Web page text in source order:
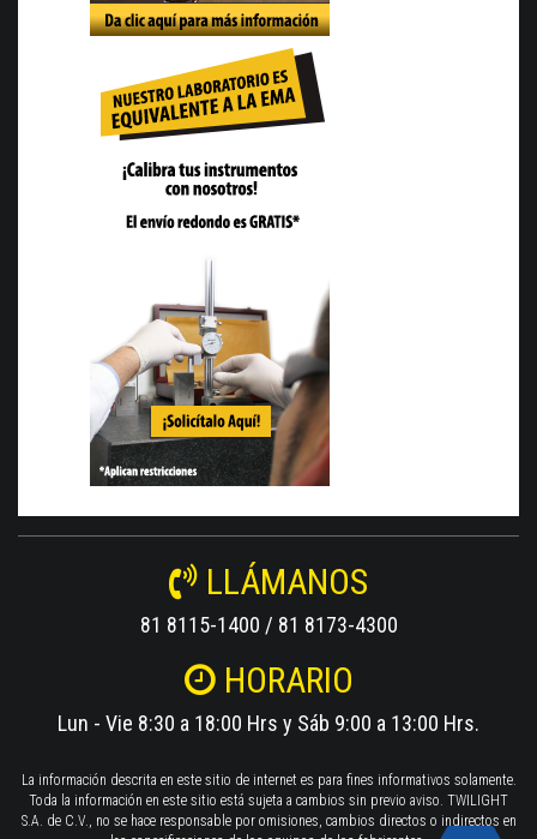
LLÁMANOS
81 8115-1400 / 81 8173-4300
HORARIO
Lun - Vie 8:30 a 18:00 Hrs y Sáb 9:00 a 13:00 Hrs.
La información descrita en este sitio de internet es para fines informativos solamente.
Toda la información en este sitio está sujeta a cambios sin previo aviso. TWILIGHT
S.A. de C.V., no se hace responsable por omisiones, cambios directos o indirectos en